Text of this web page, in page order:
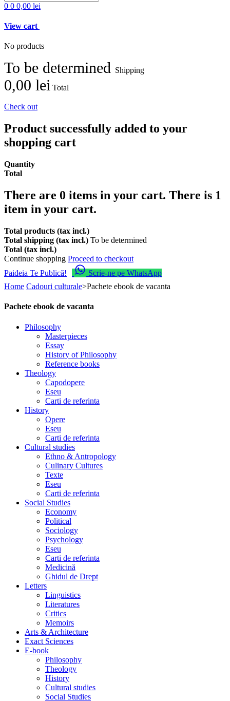
0 0 0,00 lei
View cart
No products
To be determined Shipping
0,00 lei Total
Check out
Product successfully added to your
shopping cart
Quantity
Total
There are 0 items in your cart. There is 1
item in your cart.
Total products (tax incl.)
Total shipping (tax incl.) To be determined
Total (tax incl.)
Continue shopping Proceed to checkout
Paideia Te Publică!
Scrie-ne pe WhatsApp
Home Cadouri culturale>Pachete ebook de vacanta
Pachete ebook de vacanta
Philosophy
Masterpieces
Essay
History of Philosophy
Reference books
Theology
Capodopere
Eseu
Carti de referinta
History
Opere
Eseu
Carti de referinta
Cultural studies
Ethno & Antropology
Culinary Cultures
Texte
Eseu
Carti de referinta
Social Studies
Economy
Political
Sociology
Psychology
Eseu
Carti de referinta
Medicină
Ghidul de Drept
Letters
Linguistics
Literatures
Critics
Memoirs
Arts & Architecture
Exact Sciences
E-book
Philosophy
Theology
History
Cultural studies
Social Studies